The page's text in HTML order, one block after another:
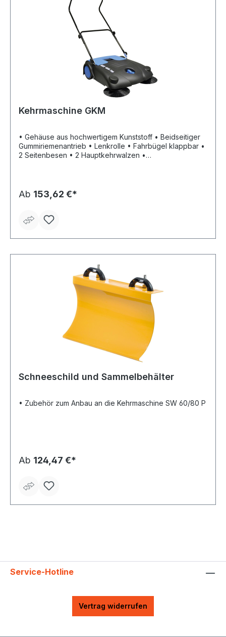
Kehrmaschine GKM
• Gehäuse aus hochwertigem Kunststoff • Beidseitiger
Gummiriemenantrieb • Lenkrolle • Fahrbügel klappbar •
2 Seitenbesen • 2 Hauptkehrwalzen •
Ab 153,62 €*
Schneeschild und Sammelbehälter
• Zubehör zum Anbau an die Kehrmaschine SW 60/80 P
Ab 124,47 €*
Service-Hotline
Vertrag widerrufen